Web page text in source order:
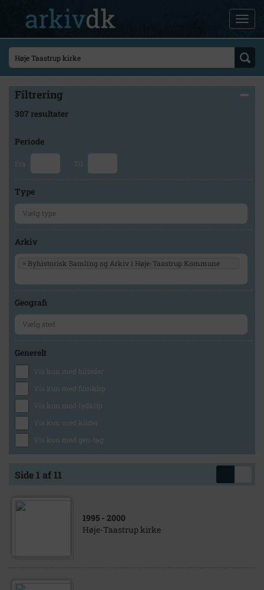
Filtrering
307 resultater
Periode
Fra Til
Type
Arkiv
× Byhistorisk Samling og Arkiv i Høje-Taastrup Kommune
Geografi
Generelt
Vis kun med billeder
Vis kun med filmklip
Vis kun med lydklip
Vis kun med kilder
Vis kun med geo-tag
Side 1 af 11
1995 - 2000
Høje-Taastrup kirke